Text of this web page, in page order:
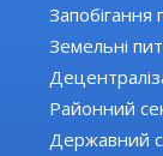
Запобігання
Земельні
Районний
Державний